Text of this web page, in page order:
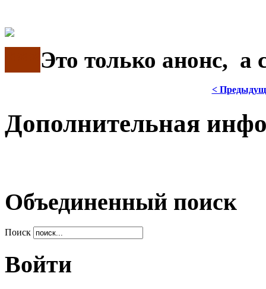
Это только анонс, а
<
Дополнительная
Объединенный поиск
Поиск
Войти